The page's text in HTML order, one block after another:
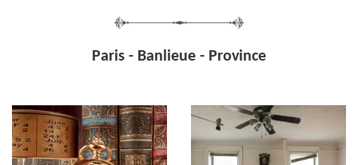
Paris - Banlieue - Province